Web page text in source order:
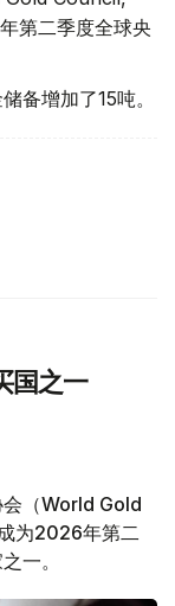
第二季度全球央
备增加了15吨。
国之一
会（World Gold
为2026年第二
一。